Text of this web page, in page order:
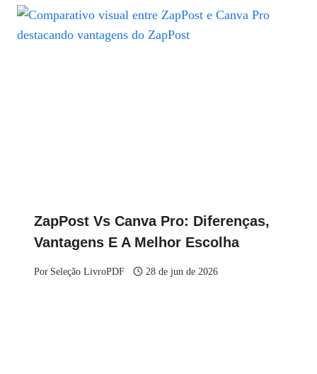
ZapPost Vs Canva Pro: Diferenças,
Vantagens E A Melhor Escolha
Por Seleção LivroPDF 28 de jun de 2026